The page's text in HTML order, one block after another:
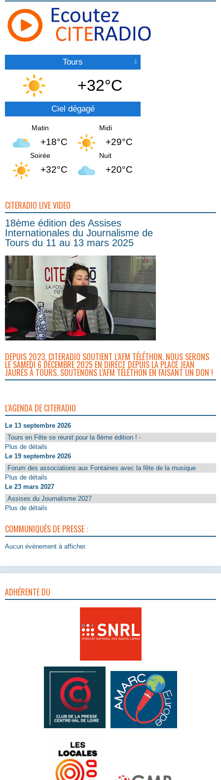
Tours
+32°C
Ciel dégagé
Matin
+18°C
Midi
+29°C
Soirée
+32°C
Nuit
+20°C
CITERADIO LIVE VIDEO
18ème édition des Assises
Internationales du Journalisme de
Tours du 11 au 13 mars 2025
DEPUIS 2023, CITERADIO SOUTIENT L’AFM TÉLÉTHON. NOUS SERONS
LE SAMEDI 6 DÉCEMBRE 2025 EN DIRECT DEPUIS LA PLACE JEAN
JAURÈS À TOURS. SOUTENONS L’AFM TÉLÉTHON EN FAISANT UN DON !
L'AGENDA DE CITERADIO
Le 13 septembre 2026
Tours en Fête se réunit pour la 8ème édition ! -
Plus de détails
Le 19 septembre 2026
Forum des associations aux Fontaines avec la fête de la musique
Plus de détails
Le 23 mars 2027
Assises du Journalisme 2027
Plus de détails
COMMUNIQUÉS DE PRESSE :
Aucun évènement à afficher.
ADHÉRENTE DU